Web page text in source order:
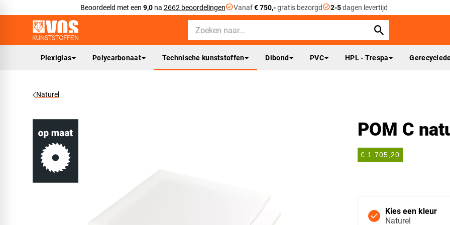
Beoordeeld met een 9,0na 2662 beoordelingencheck_circleVanaf€ 750,-gratis bezorgdcheck_circle2-5dagen levertijd
Plexiglas Polycarbonaat Technische kunststoffen Dibond PVC HPL - Trespa
Naturel
POM C
€ 1.705,20
Kies een kleur
Naturel